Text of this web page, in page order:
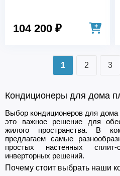
104 200 ₽
1 2 3
Кондиционеры для дома
Выбор кондиционеров для
это важное решение для
жилого пространства. В
предлагаем самые
простых настенных
инверторных решений.
Почему стоит выбрать наши